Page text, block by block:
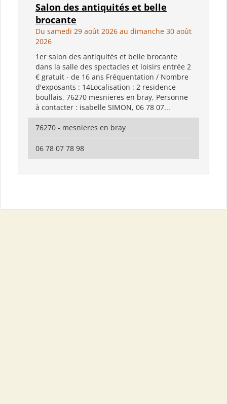
Salon des antiquités et belle
brocante
Du samedi 29 août 2026 au dimanche 30 août
2026
1er salon des antiquités et belle brocante
dans la salle des spectacles et loisirs entrée 2
€ gratuit - de 16 ans Fréquentation / Nombre
d'exposants : 14Localisation : 2 residence
boullais, 76270 mesnieres en bray, Personne
à contacter : isabelle SIMON, 06 78 07...
76270 - mesnieres en bray
06 78 07 78 98